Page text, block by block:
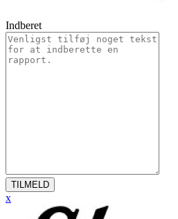
Indberet
TILMELD
x